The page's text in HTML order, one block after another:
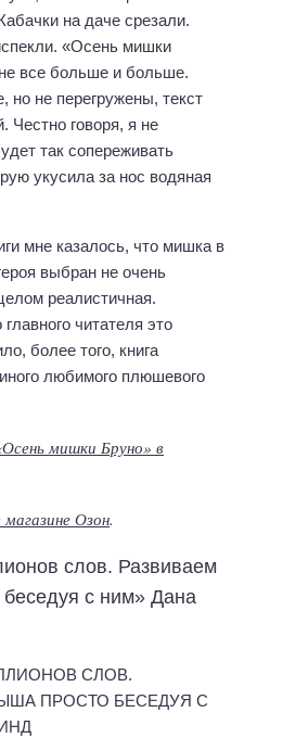
на даче срезали.
«Осень мишки
все больше и больше.
но не перегружены, текст
Честно говоря, я не
так сопереживать
укусила за нос водяная
мне казалось, что мишка в
выбран не очень
реалистичная.
читателя это
более того, книга
любимого плюшевого
мишки Бруно» в
магазине Озон.
слов. Развиваем
с ним» Дана